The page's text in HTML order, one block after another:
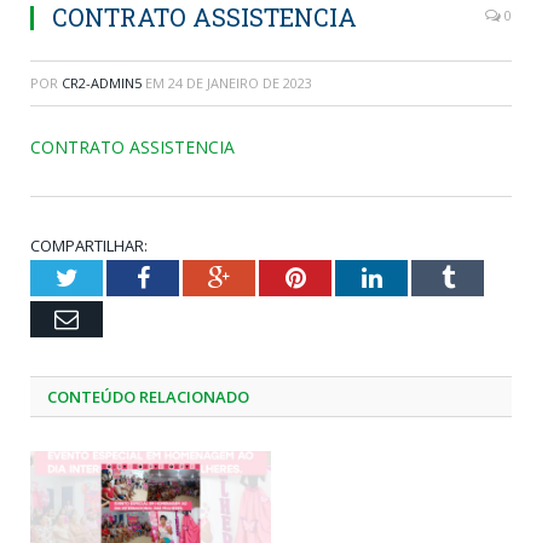
CONTRATO ASSISTENCIA 0
POR CR2-ADMIN5 EM 24 DE JANEIRO DE 2023
CONTRATO ASSISTENCIA
COMPARTILHAR:
TwitterFacebookGoogle+PinterestLinkedInTumblr
Email
CONTEÚDO RELACIONADO